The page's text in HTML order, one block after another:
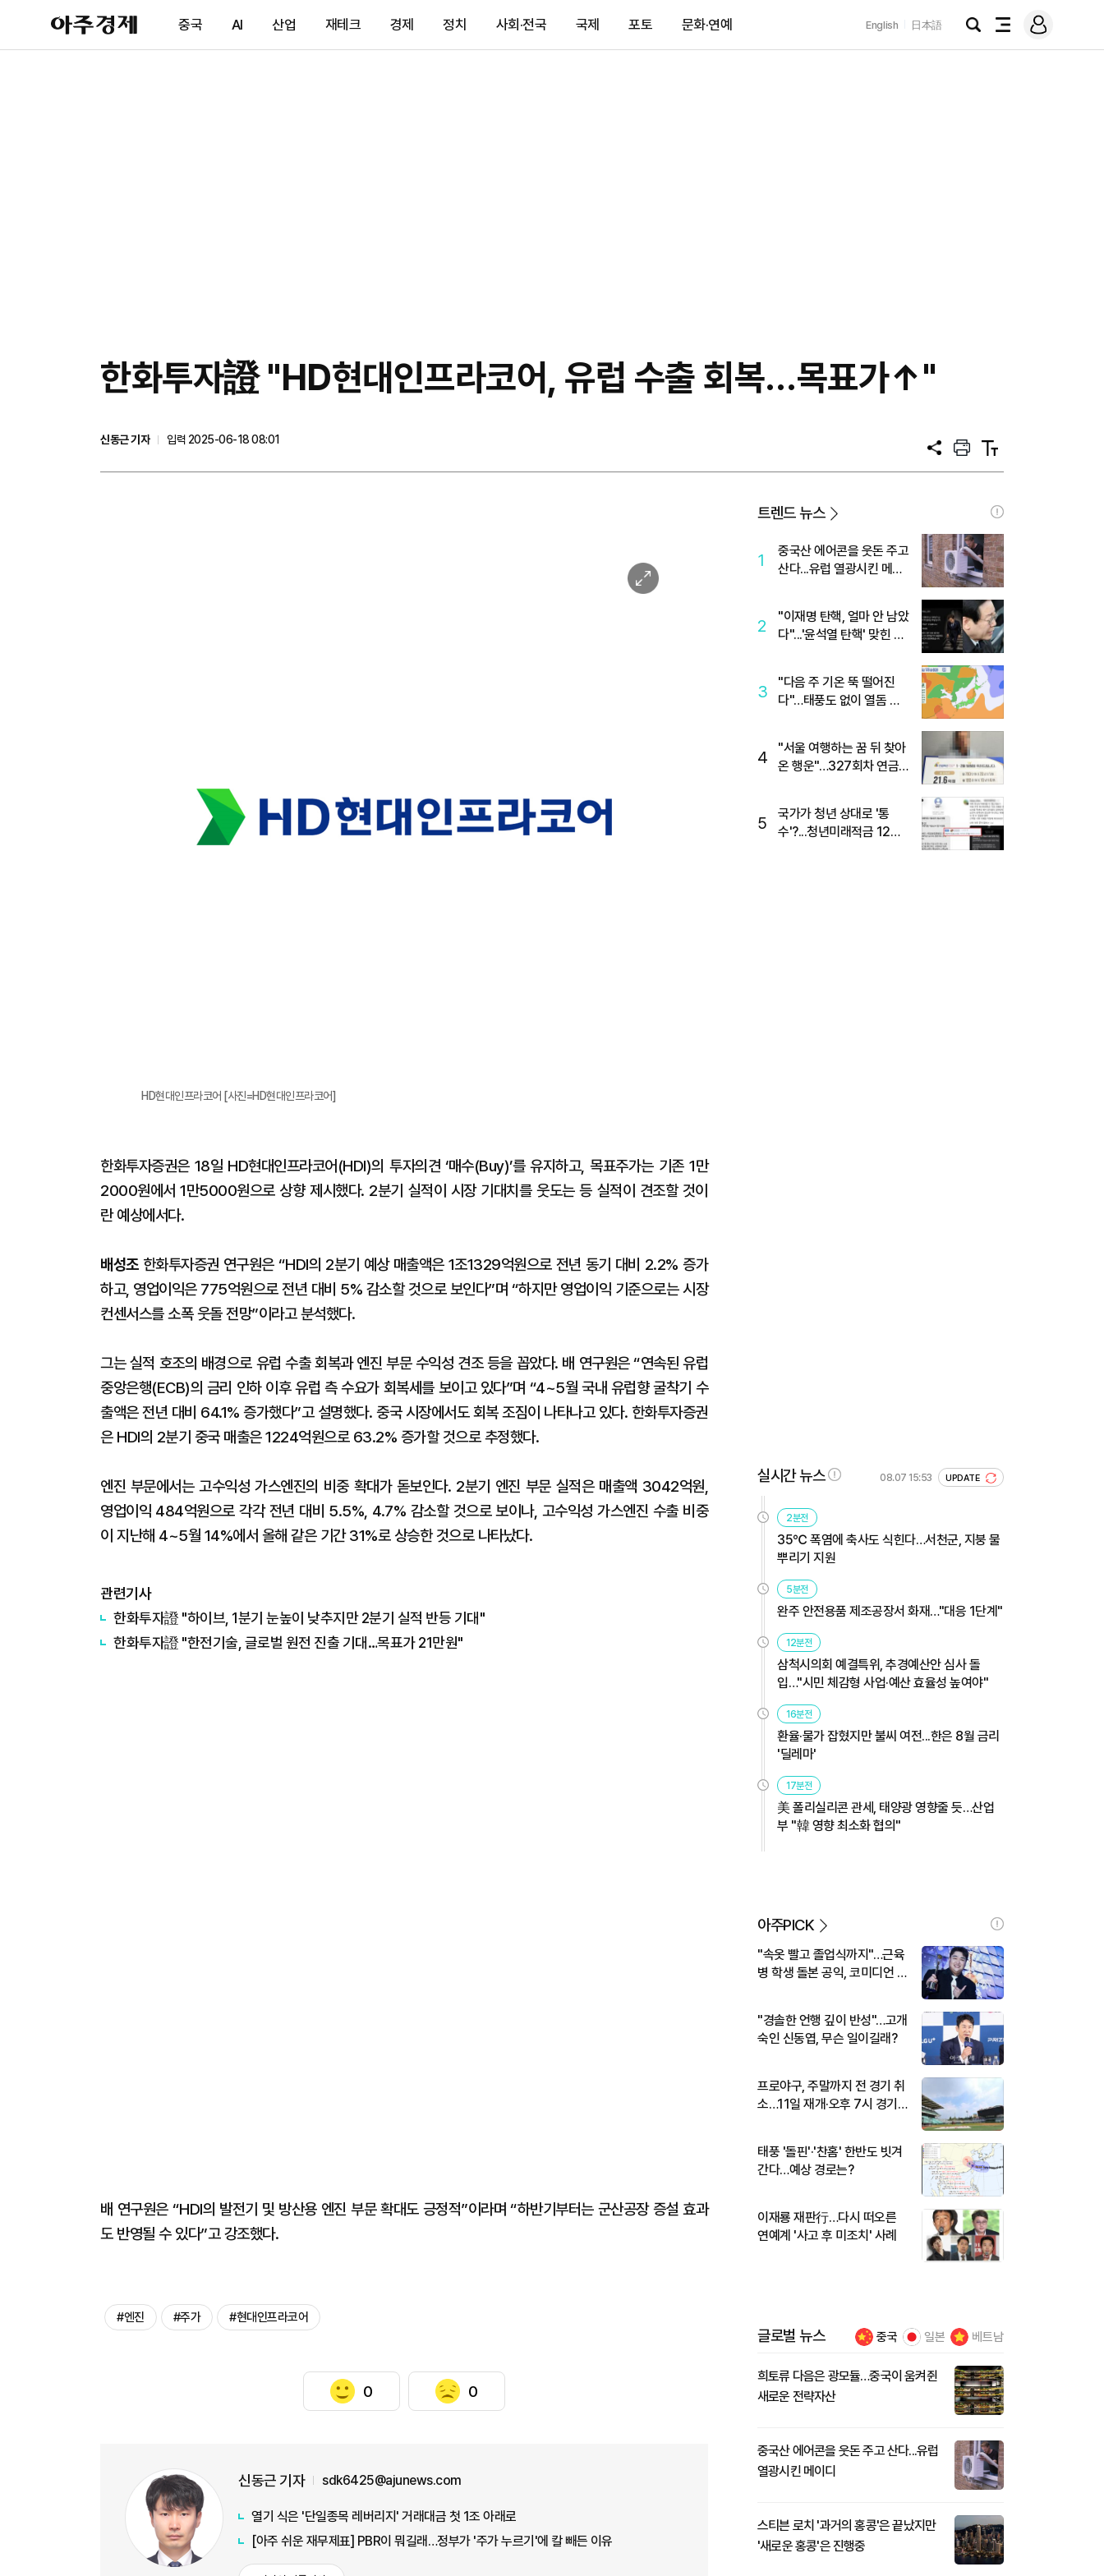
아
주
제
중국 AI 산업 재테크 경제 정치 사회·전국 국제 포토 문화·연예 English 日本語
검
전
메
그
한화투자證 "HD현대인프라코어, 유럽 수출 회복…목표가↑"
신동근 기자
입력 2025-06-18 08:01
공
프
트
텍
트
이
미
HD현대인프라코어 [사진=HD현대인프라코어]
한화투자증권은 18일 HD현대인프라코어(HDI)의 투자의견 ‘매수(Buy)’를 유지하고, 목표주가는 기존 1만
2000원에서 1만5000원으로 상향 제시했다. 2분기 실적이 시장 기대치를 웃도는 등 실적이 견조할 것이
란 예상에서다.
배성조한화투자증권 연구원은 “HDI의 2분기 예상 매출액은 1조1329억원으로 전년 동기 대비 2.2% 증가
하고, 영업이익은 775억원으로 전년 대비 5% 감소할 것으로 보인다”며 “하지만 영업이익 기준으로는 시장
컨센서스를 소폭 웃돌 전망”이라고 분석했다.
그는 실적 호조의 배경으로 유럽 수출 회복과 엔진 부문 수익성 견조 등을 꼽았다. 배 연구원은 “연속된 유럽
중앙은행(ECB)의 금리 인하 이후 유럽 측 수요가 회복세를 보이고 있다”며 “4~5월 국내 유럽향 굴착기 수
출액은 전년 대비 64.1% 증가했다”고 설명했다. 중국 시장에서도 회복 조짐이 나타나고 있다. 한화투자증권
은 HDI의 2분기 중국 매출은 1224억원으로 63.2% 증가할 것으로 추정했다.
엔진 부문에서는 고수익성 가스엔진의 비중 확대가 돋보인다. 2분기 엔진 부문 실적은 매출액 3042억원,
영업이익 484억원으로 각각 전년 대비 5.5%, 4.7% 감소할 것으로 보이나, 고수익성 가스엔진 수출 비중
이 지난해 4~5월 14%에서 올해 같은 기간 31%로 상승한 것으로 나타났다.
관련기사
한화투자證 "하이브, 1분기 눈높이 낮추지만 2분기 실적 반등 기대"
한화투자證 "한전기술, 글로벌 원전 진출 기대…목표가 21만원"
배 연구원은 “HDI의 발전기 및 방산용 엔진 부문 확대도 긍정적”이라며 “하반기부터는 군산공장 증설 효과
도 반영될 수 있다”고 강조했다.
#엔진 #주가 #현대인프라코어
0 0
신동근 기자 sdk6425@ajunews.com
열기 식은 '단일종목 레버리지' 거래대금 첫 1조 아래로
[아주 쉬운 재무제표] PBR이 뭐길래…정부가 '주가 누르기'에 칼 빼든 이유
트렌드 뉴스
1
중국산 에어콘을 웃돈 주고
산다...유럽 열광시킨 메이
2
"이재명 탄핵, 얼마 안 남았
다"...'윤석열 탄핵' 맞힌 무
3
"다음 주 기온 뚝 떨어진
다"…태풍도 없이 열돔 박
4
"서울 여행하는 꿈 뒤 찾아
온 행운"…327회차 연금
5
국가가 청년 상대로 '통
수'?...청년미래적금 12%
실시간 뉴스 08.07 15:53 UPDATE
2분전
35℃ 폭염에 축사도 식힌다…서천군, 지붕 물
뿌리기 지원
5분전
완주 안전용품 제조공장서 화재…"대응 1단계"
12분전
삼척시의회 예결특위, 추경예산안 심사 돌
입…"시민 체감형 사업·예산 효율성 높여야"
16분전
환율·물가 잡혔지만 불씨 여전...한은 8월 금리
'딜레마'
17분전
美 폴리실리콘 관세, 태양광 영향줄 듯…산업
부 "韓 영향 최소화 협의"
아주PICK
"속옷 빨고 졸업식까지"…근육
병 학생 돌본 공익, 코미디언 김
"경솔한 언행 깊이 반성"…고개
숙인 신동엽, 무슨 일이길래?
프로야구, 주말까지 전 경기 취
소…11일 재개·오후 7시 경기
태풍 '돌핀'·'찬홈' 한반도 빗겨
간다…예상 경로는?
이재룡 재판行…다시 떠오른
연예계 '사고 후 미조치' 사례
글로벌 뉴스 중국 일본 베트남
희토류 다음은 광모듈…중국이 움켜쥔
새로운 전략자산
중국산 에어콘을 웃돈 주고 산다...유럽
열광시킨 메이디
스티븐 로치 '과거의 홍콩'은 끝났지만
'새로운 홍콩'은 진행중